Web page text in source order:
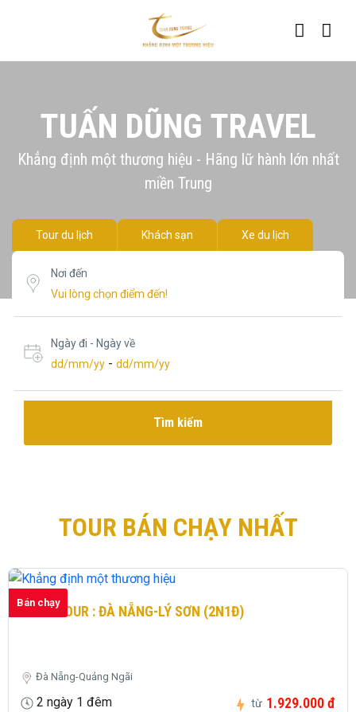
TUẤN DŨNG TRAVEL
Khẳng định một thương hiệu - Hãng lữ hành lớn nhất
miền Trung
Tour du lịch Khách sạn Xe du lịch
Nơi đến
Ngày đi - Ngày về
dd/mm/yy - dd/mm/yy
Tìm kiếm
TOUR BÁN CHẠY NHẤT
Bán chạy
LAND TOUR : ĐÀ NẴNG-LÝ SƠN (2N1Đ)
Đà Nẵng-Quảng Ngãi
2 ngày 1 đêm từ 1.929.000 đ